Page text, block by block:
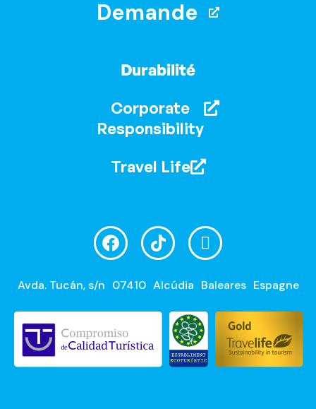
Demande
Durabilité
Corporate
Responsibility
Travel Life
Avda. Tucán, s/n 07410 Alcúdia Baleares Espagne